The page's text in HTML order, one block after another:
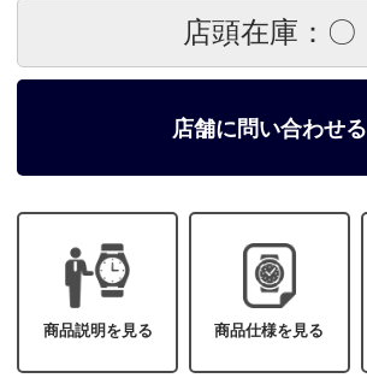
店頭在庫：〇
店舗に問い合わせる
商品説明を見る 商品仕様を見る